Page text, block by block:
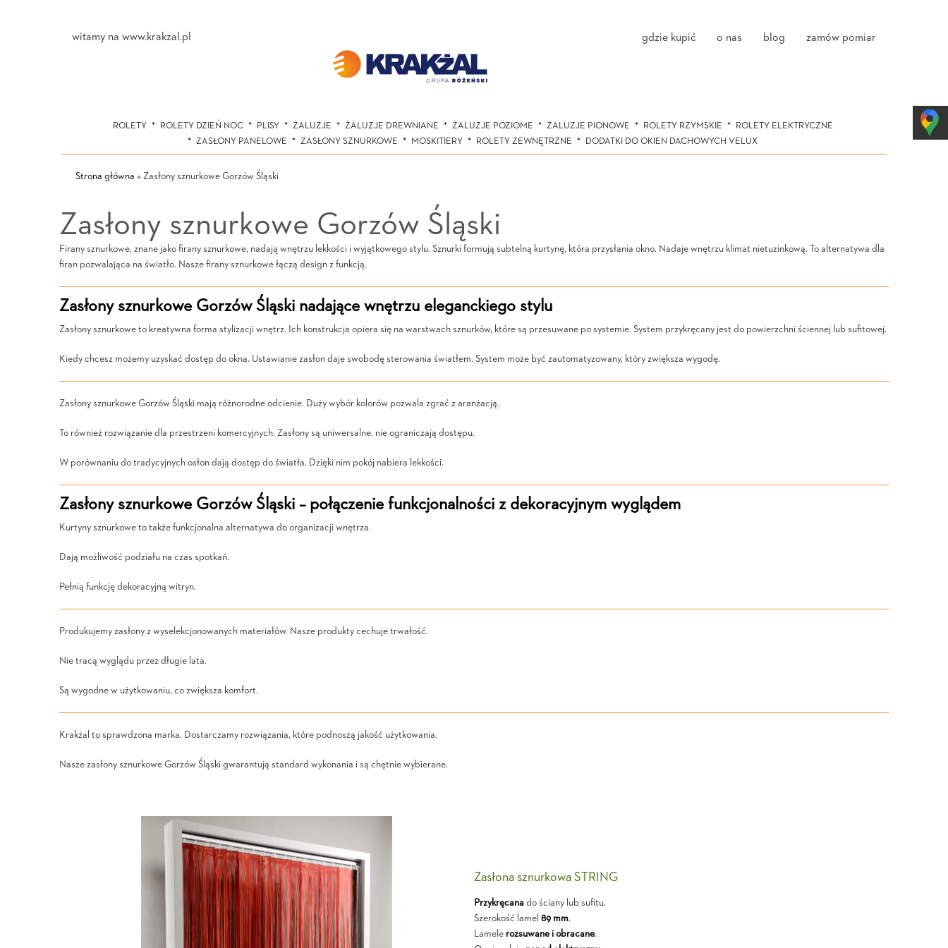
witamy na www.krakzal.pl gdzie kupić o nas blog zamów pomiar
ROLETY ROLETY DZIEŃ NOC PLISY ŻALUZJE ŻALUZJE DREWNIANE ŻALUZJE POZIOME ŻALUZJE PIONOWE ROLETY RZYMSKIE
ROLETY ELEKTRYCZNE
ZASŁONY PANELOWE
ZASŁONY SZNURKOWE MOSKITIERY ROLETY ZEWNĘTRZNE DODATKI DO OKIEN DACHOWYCH VELUX
Strona główna » Zasłony sznurkowe Gorzów Śląski
Zasłony sznurkowe Gorzów Śląski
Firany sznurkowe, znane jako firany sznurkowe, nadają wnętrzu lekkości i wyjątkowego stylu. Sznurki formują subtelną kurtynę, która przysłania okno. Nadaje wnętrzu klimat nietuzinkową. To alternatywa dla
firan pozwalająca na światło. Nasze firany sznurkowe łączą design z funkcją.
Zasłony sznurkowe Gorzów Śląski nadające wnętrzu eleganckiego stylu
Zasłony sznurkowe to kreatywna forma stylizacji wnętrz. Ich konstrukcja opiera się na warstwach sznurków, które są przesuwane po systemie. System przykręcany jest do powierzchni ściennej lub sufitowej.
Kiedy chcesz możemy uzyskać dostęp do okna. Ustawianie zasłon daje swobodę sterowania światłem. System może być zautomatyzowany, który zwiększa wygodę.
Zasłony sznurkowe Gorzów Śląski mają różnorodne odcienie. Duży wybór kolorów pozwala zgrać z aranżacją.
To również rozwiązanie dla przestrzeni komercyjnych. Zasłony są uniwersalne. nie ograniczają dostępu.
W porównaniu do tradycyjnych osłon dają dostęp do światła. Dzięki nim pokój nabiera lekkości.
Zasłony sznurkowe Gorzów Śląski – połączenie funkcjonalności z dekoracyjnym wyglądem
Kurtyny sznurkowe to także funkcjonalna alternatywa do organizacji wnętrza.
Dają możliwość podziału na czas spotkań.
Pełnią funkcję dekoracyjną witryn.
Produkujemy zasłony z wyselekcjonowanych materiałów. Nasze produkty cechuje trwałość.
Nie tracą wyglądu przez długie lata.
Są wygodne w użytkowaniu, co zwiększa komfort.
Krakżal to sprawdzona marka. Dostarczamy rozwiązania, które podnoszą jakość użytkowania.
Nasze zasłony sznurkowe Gorzów Śląski gwarantują standard wykonania i są chętnie wybierane.
Zasłona sznurkowa STRING
Przykręcanado ściany lub sufitu.
Szerokość lamel 89 mm.
Lamele rozsuwane i obracane.